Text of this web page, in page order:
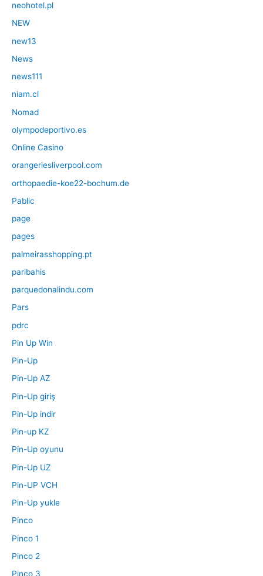
neohotel.pl
NEW
new13
News
news111
niam.cl
Nomad
olympodeportivo.es
Online Casino
orangeriesliverpool.com
orthopaedie-koe22-bochum.de
Pablic
page
pages
palmeirasshopping.pt
paribahis
parquedonalindu.com
Pars
pdrc
Pin Up Win
Pin-Up
Pin-Up AZ
Pin-Up giriş
Pin-Up indir
Pin-up KZ
Pin-Up oyunu
Pin-Up UZ
Pin-UP VCH
Pin-Up yukle
Pinco
Pinco 1
Pinco 2
Pinco 3